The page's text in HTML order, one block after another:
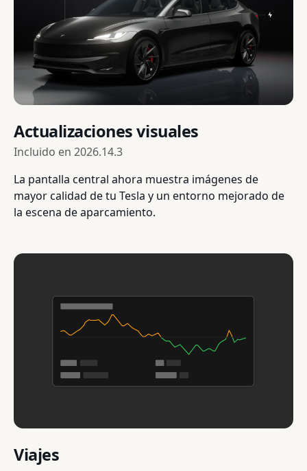
Actualizaciones visuales
Incluido en 2026.14.3
La pantalla central ahora muestra imágenes de
mayor calidad de tu Tesla y un entorno mejorado de
la escena de aparcamiento.
Viajes